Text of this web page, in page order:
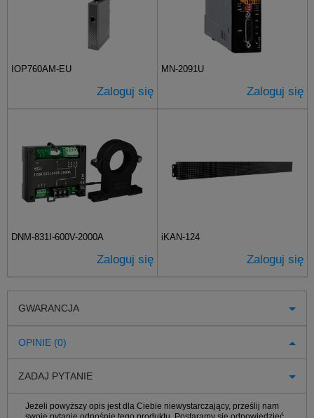
IOP760AM-EU
Zaloguj się
MN-2091U
Zaloguj się
DNM-831I-600V-2000A
Zaloguj się
iKAN-124
Zaloguj się
GWARANCJA
OPINIE (0)
ZADAJ PYTANIE
Jeżeli powyższy opis jest dla Ciebie niewystarczający, prześlij nam